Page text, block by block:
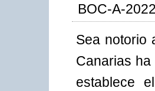
BOC-A-
Sea notorio
Canarias
establece